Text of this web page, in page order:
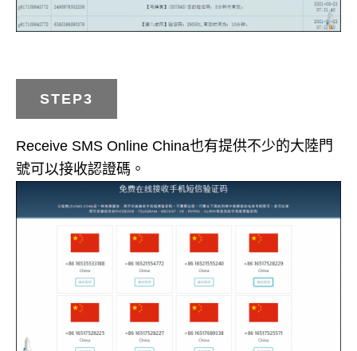
STEP3
Receive SMS Online China也有提供不少的大陸門
號可以接收認證碼。